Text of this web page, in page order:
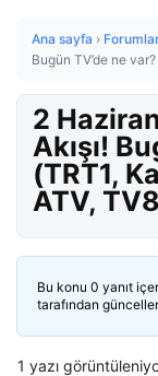
Ana sayfa ›
Bugün TV’de ne
2
Akışı!
(TRT1,
ATV,
Bu konu 0 yanıt
tarafından
1 yazı